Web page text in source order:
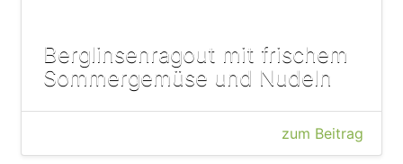
Berglinsenragout mit frischem
Sommergemüse und Nudeln
zum Beitrag